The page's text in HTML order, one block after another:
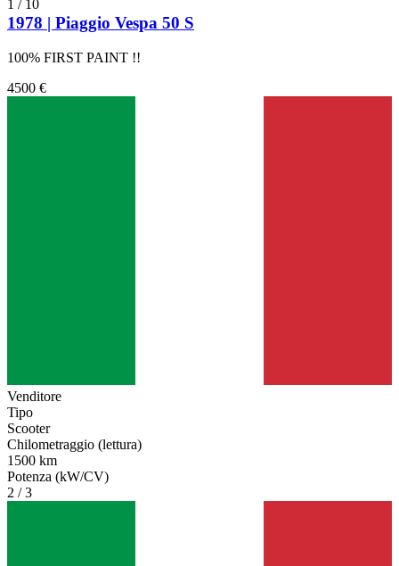
1 / 10
1978 | Piaggio Vespa 50 S
100% FIRST PAINT !!
4500 €
Venditore
Tipo
Scooter
Chilometraggio (lettura)
1500 km
Potenza (kW/CV)
2 / 3